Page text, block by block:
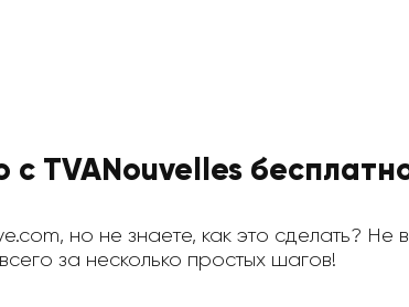
с TVANouvelles
но не знаете, как это сделать? Не
за несколько простых шагов!